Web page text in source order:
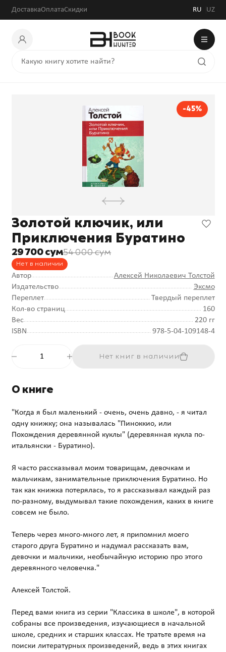
ДоставкаОплатаСкидки RU UZ
-45%
Золотой ключик, или
Приключения Буратино
29 700 сум54 000 сум
Нет в наличии
Автор
Алексей Николаевич Толстой
Издательство
Эксмо
Переплет
Твердый переплет
Кол-во страниц
160
Вес
220 гг
ISBN
978-5-04-109148-4
Нет книг в наличии
О книге
"Когда я был маленький - очень, очень давно, - я читал
одну книжку; она называлась "Пиноккио, или
Похождения деревянной куклы" (деревянная кукла по-
итальянски - Буратино).
Я часто рассказывал моим товарищам, девочкам и
мальчикам, занимательные приключения Буратино. Но
так как книжка потерялась, то я рассказывал каждый раз
по-разному, выдумывал такие похождения, каких в книге
совсем не было.
Теперь через много-много лет, я припомнил моего
старого друга Буратино и надумал рассказать вам,
девочки и мальчики, необычайную историю про этого
деревянного человечка."
Алексей Толстой.
Перед вами книга из серии "Классика в школе", в которой
собраны все произведения, изучающиеся в начальной
школе, средних и старших классах. Не тратьте время на
поиски литературных произведений, ведь в этих книгах